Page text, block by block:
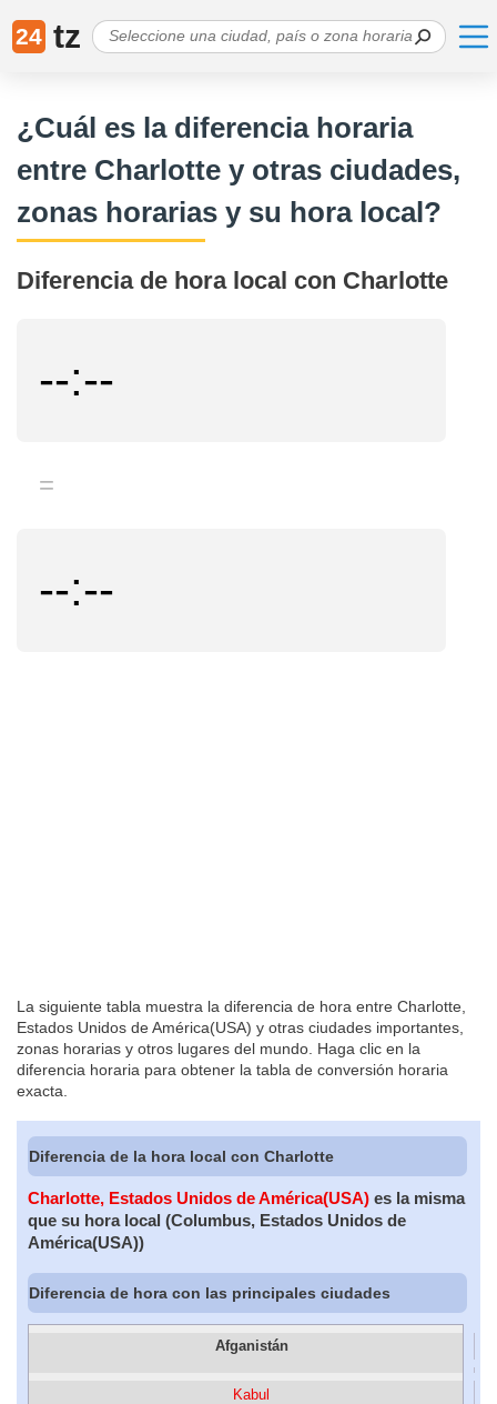
24 tz
¿Cuál es la diferencia horaria
entre Charlotte y otras ciudades,
zonas horarias y su hora local?
Diferencia de hora local con Charlotte
--:--
=
--:--
La siguiente tabla muestra la diferencia de hora entre Charlotte,
Estados Unidos de América(USA) y otras ciudades importantes,
zonas horarias y otros lugares del mundo. Haga clic en la
diferencia horaria para obtener la tabla de conversión horaria
exacta.
Diferencia de la hora local con Charlotte
Charlotte, Estados Unidos de América(USA) es la misma
que su hora local (Columbus, Estados Unidos de
América(USA))
Diferencia de hora con las principales ciudades
Afganistán
Kabul